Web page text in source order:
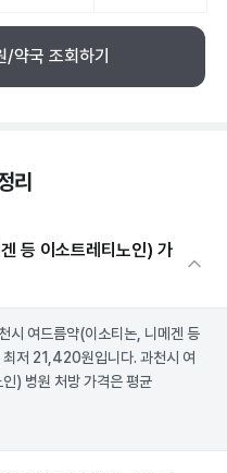
약국 조회하기
리
등 이소트레티노인) 가
시 여드름약(이소티논, 니메겐 등
저 21,420원입니다. 과천시 여
) 병원 처방 가격은 평균